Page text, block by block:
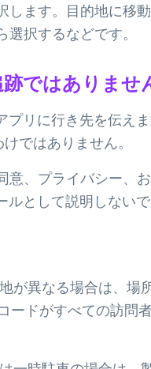
ます。目的地に移
択するなどです。
ではありませ
リに行き先を伝え
ではありません。
、プライバシー、
として説明しないで
が異なる場合は、場
ードがすべての訪問